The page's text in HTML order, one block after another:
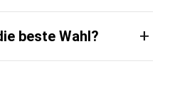
beste Wahl? +